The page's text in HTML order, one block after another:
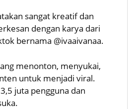
sangat kreatif dan
dengan karya dari
bernama @ivaaivanaa.
menonton, menyukai,
untuk menjadi viral.
juta pengguna dan